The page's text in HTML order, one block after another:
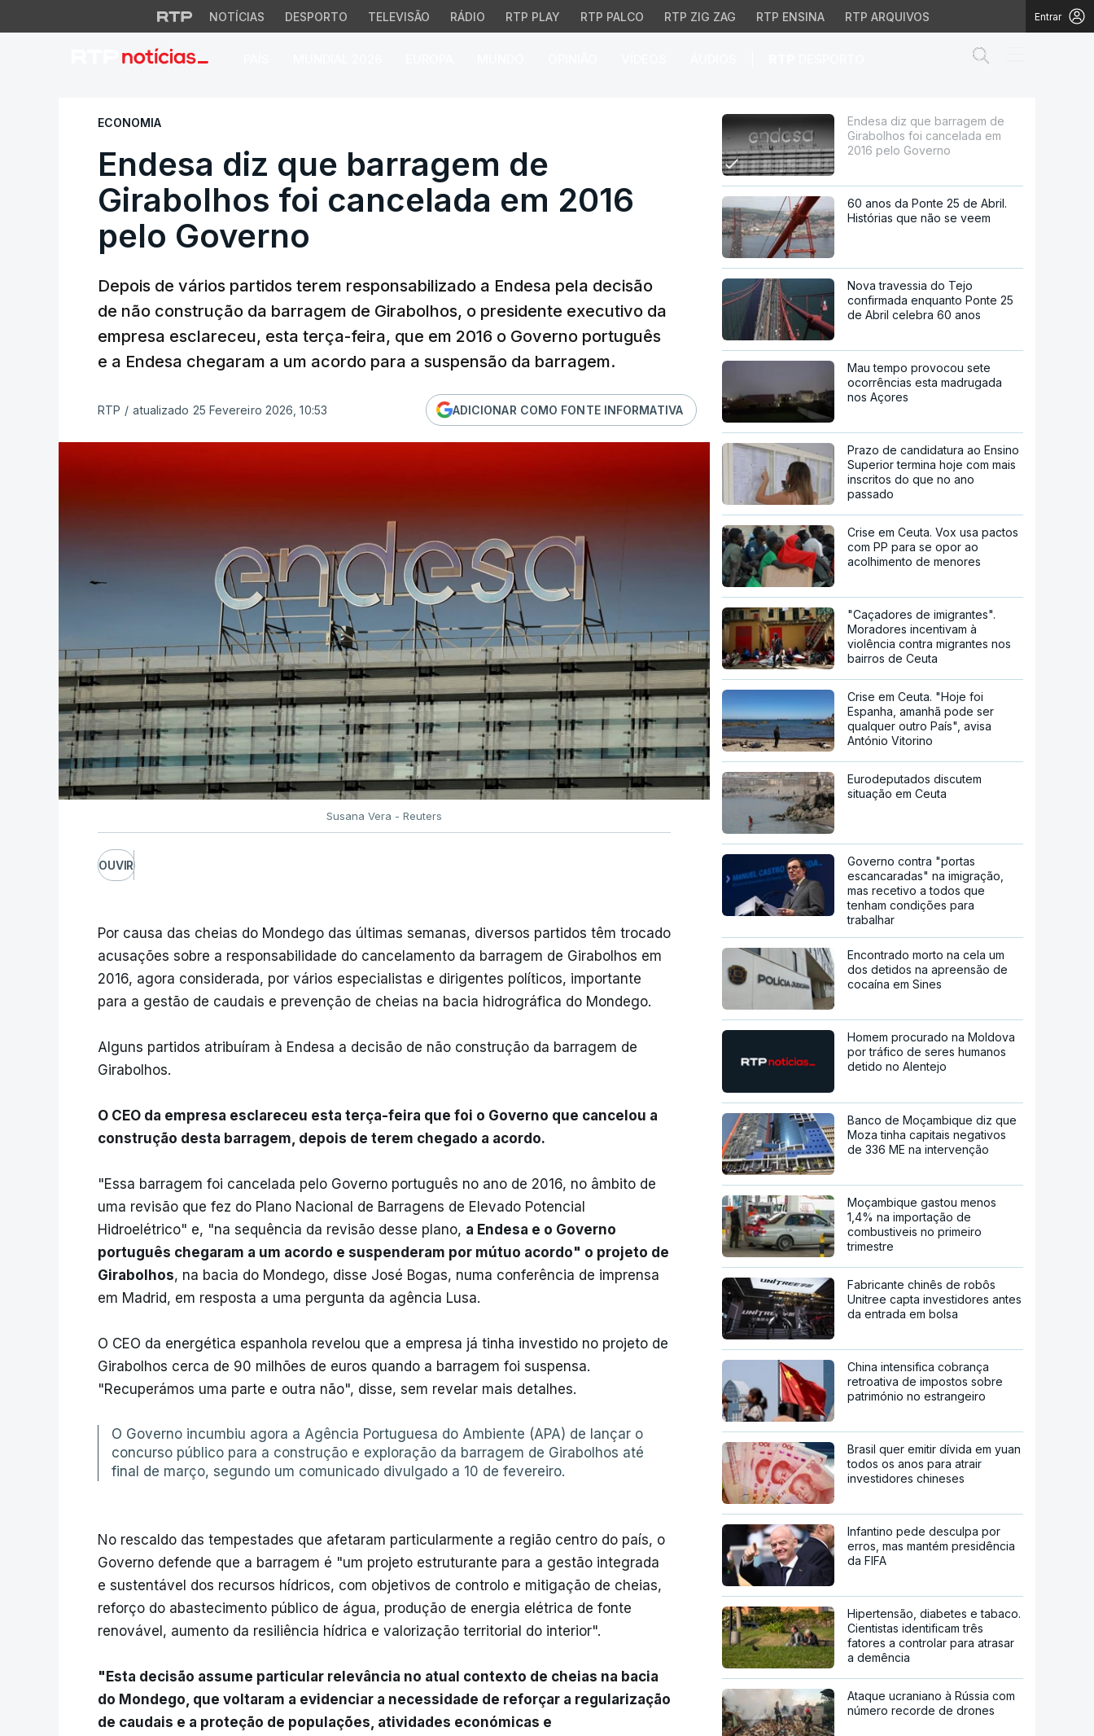
NOTÍCIAS DESPORTO TELEVISÃO RÁDIO RTP PLAY RTP PALCO RTP ZIG ZAG RTP ENSINA RTP ARQUIVOS Entrar
Endesa diz que barragem de Girabolhos foi cancelada em 2016
ECONOMIA
Endesa diz que barragem de
Girabolhos foi cancelada em 2016
pelo Governo
Depois de vários partidos terem responsabilizado a Endesa pela decisão
de não construção da barragem de Girabolhos, o presidente executivo da
empresa esclareceu, esta terça-feira, que em 2016 o Governo português
e a Endesa chegaram a um acordo para a suspensão da barragem.
RTP / atualizado 25 Fevereiro 2026, 10:53 ADICIONAR COMO FONTE INFORMATIVA
Susana Vera - Reuters
OUVIR
Por causa das cheias do Mondego das últimas semanas, diversos partidos têm trocado
acusações sobre a responsabilidade do cancelamento da barragem de Girabolhos em
2016, agora considerada, por vários especialistas e dirigentes políticos, importante
para a gestão de caudais e prevenção de cheias na bacia hidrográfica do Mondego.
Alguns partidos atribuíram à Endesa a decisão de não construção da barragem de
Girabolhos.
O CEO da empresa esclareceu esta terça-feira que foi o Governo que cancelou a
construção desta barragem, depois de terem chegado a acordo.
"Essa barragem foi cancelada pelo Governo português no ano de 2016, no âmbito de
uma revisão que fez do Plano Nacional de Barragens de Elevado Potencial
Hidroelétrico" e, "na sequência da revisão desse plano, a Endesa e o Governo
português chegaram a um acordo e suspenderam por mútuo acordo" o projeto de
Girabolhos, na bacia do Mondego, disse José Bogas, numa conferência de imprensa
em Madrid, em resposta a uma pergunta da agência Lusa.
O CEO da energética espanhola revelou que a empresa já tinha investido no projeto de
Girabolhos cerca de 90 milhões de euros quando a barragem foi suspensa.
"Recuperámos uma parte e outra não", disse, sem revelar mais detalhes.
O Governo incumbiu agora a Agência Portuguesa do Ambiente (APA) de lançar o
concurso público para a construção e exploração da barragem de Girabolhos até
final de março, segundo um comunicado divulgado a 10 de fevereiro.
No rescaldo das tempestades que afetaram particularmente a região centro do país, o
Governo defende que a barragem é "um projeto estruturante para a gestão integrada
e sustentável dos recursos hídricos, com objetivos de controlo e mitigação de cheias,
reforço do abastecimento público de água, produção de energia elétrica de fonte
renovável, aumento da resiliência hídrica e valorização territorial do interior".
"Esta decisão assume particular relevância no atual contexto de cheias na bacia
do Mondego, que voltaram a evidenciar a necessidade de reforçar a regularização
de caudais e a proteção de populações, atividades económicas e
Endesa diz que barragem de
Girabolhos foi cancelada em
2016 pelo Governo
60 anos da Ponte 25 de Abril.
Histórias que não se veem
Nova travessia do Tejo
confirmada enquanto Ponte 25
de Abril celebra 60 anos
Mau tempo provocou sete
ocorrências esta madrugada
nos Açores
Prazo de candidatura ao Ensino
Superior termina hoje com mais
inscritos do que no ano
passado
Crise em Ceuta. Vox usa pactos
com PP para se opor ao
acolhimento de menores
"Caçadores de imigrantes".
Moradores incentivam à
violência contra migrantes nos
bairros de Ceuta
Crise em Ceuta. "Hoje foi
Espanha, amanhã pode ser
qualquer outro País", avisa
António Vitorino
Eurodeputados discutem
situação em Ceuta
Governo contra "portas
escancaradas" na imigração,
mas recetivo a todos que
tenham condições para
trabalhar
Encontrado morto na cela um
dos detidos na apreensão de
cocaína em Sines
Homem procurado na Moldova
por tráfico de seres humanos
detido no Alentejo
Banco de Moçambique diz que
Moza tinha capitais negativos
de 336 ME na intervenção
Moçambique gastou menos
1,4% na importação de
combustiveis no primeiro
trimestre
Fabricante chinês de robôs
Unitree capta investidores antes
da entrada em bolsa
China intensifica cobrança
retroativa de impostos sobre
património no estrangeiro
Brasil quer emitir dívida em yuan
todos os anos para atrair
investidores chineses
Infantino pede desculpa por
erros, mas mantém presidência
da FIFA
Hipertensão, diabetes e tabaco.
Cientistas identificam três
fatores a controlar para atrasar
a demência
Ataque ucraniano à Rússia com
número recorde de drones